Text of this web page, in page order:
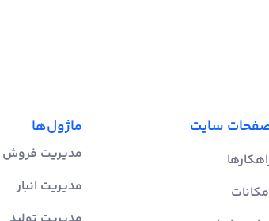
سایت ماژول‌ها
مدیریت فروش
مدیریت انبار